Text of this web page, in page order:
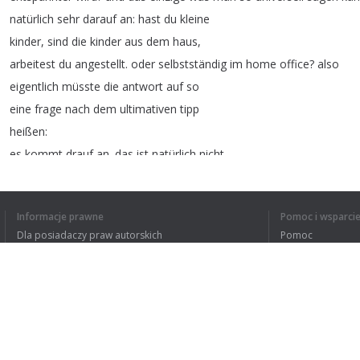
natürlich sehr darauf an: hast du kleine
kinder, sind die kinder aus dem haus,
arbeitest du angestellt. oder selbstständig im home office? also
eigentlich müsste die antwort auf so
eine frage nach dem ultimativen tipp
heißen:
es kommt drauf an das ist natürlich nicht
damit:streiche die
liste! Das war der erste auslöser,.
Informacje prawne
Dla posiadaczy praw autorskich
Pomoc i wsparcie
Pomoc